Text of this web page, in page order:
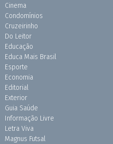
Cinema
Condomínios
Cruzeirinho
Do Leitor
Educação
Educa Mais Brasil
Esporte
Economia
Editorial
Exterior
Guia Saúde
Informação Livre
Letra Viva
Magnus Futsal